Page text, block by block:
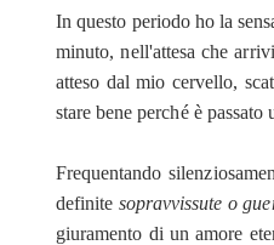
In questo periodo ho la
minuto, nell'attesa che
atteso dal mio cervello,
stare bene perché è passato
Frequentando
definite sopravvissute o
giuramento di un amore